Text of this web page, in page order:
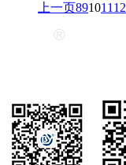
上一页891011 12